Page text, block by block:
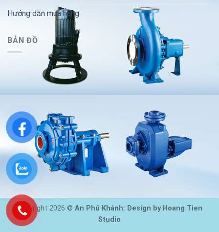
Hướng dẫn mua hàng
BẢN ĐỒ
Copyright 2026 © An Phú Khánh: Design by Hoang Tien
Studio